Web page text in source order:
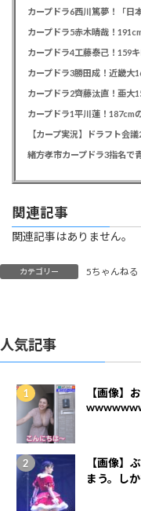
カープドラ4工藤泰己！159
カープドラ2齊藤汰直！亜大
【カープ実況】ドラフト会
関連記事
関連記事はありません。
カテゴリー 5ちゃんねる
人気記事
【画像】
【画像】
まう。し